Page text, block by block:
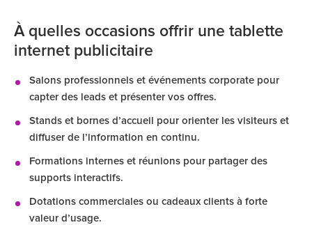
À quelles occasions offrir une tablette
internet publicitaire
Salons professionnels et événements corporate pour
capter des leads et présenter vos offres.
Stands et bornes d’accueil pour orienter les visiteurs et
diffuser de l’information en continu.
Formations internes et réunions pour partager des
supports interactifs.
Dotations commerciales ou cadeaux clients à forte
valeur d’usage.